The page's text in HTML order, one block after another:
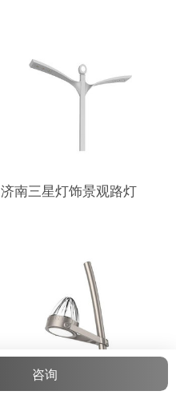
济南三星灯饰景观路灯
咨询